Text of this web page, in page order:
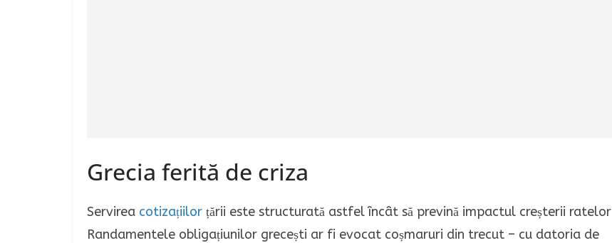
Grecia ferită de criza
Servirea cotizațiilor țării este structurată astfel încât să prevină impactul creșterii ratelor
Randamentele obligațiunilor grecești ar fi evocat coșmaruri din trecut – cu datoria de